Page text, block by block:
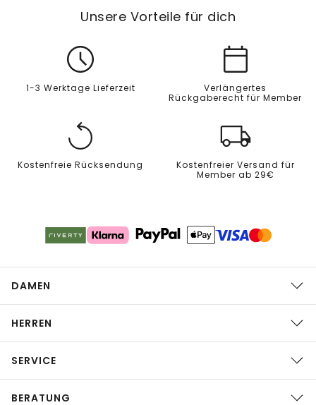
Unsere Vorteile für dich
1-3 Werktage Lieferzeit
Verlängertes
Rückgaberecht für Member
Kostenfreie Rücksendung
Kostenfreier Versand für
Member ab 29€
DAMEN
HERREN
SERVICE
BERATUNG